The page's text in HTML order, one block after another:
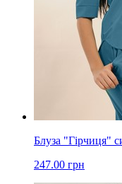
Блуза "Гірчиця"
247.00 грн